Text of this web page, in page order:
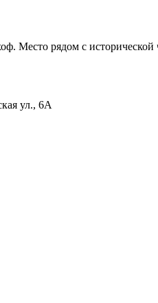
Место рядом с
ул., 6А